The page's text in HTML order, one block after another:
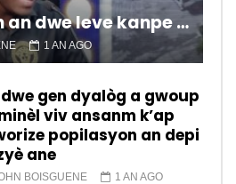
Popilasyon an dwe leve kanpe pou chanje sitiyasyon kawotik l’ap viv nan peyi a.
1 AN AGO
dwe gen dyalòg a gwoup
viv ansanm k’ap
popilasyon an depi
ane
BOISGUENE 1 AN AGO